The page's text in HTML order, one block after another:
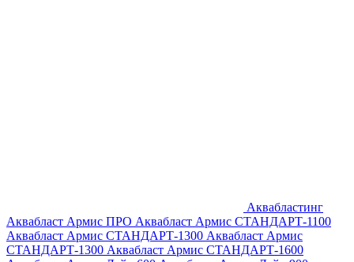
Аквабластинг
Аквабласт Армис ПРО Аквабласт Армис СТАНДАРТ-1100
Аквабласт Армис СТАНДАРТ-1300 Аквабласт Армис
СТАНДАРТ-1300 Аквабласт Армис СТАНДАРТ-1600